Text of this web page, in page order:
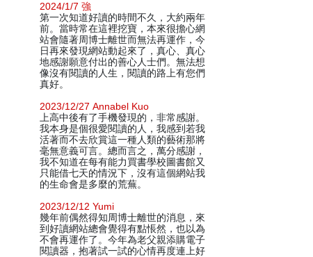
2024/1/7 強
第一次知道好讀的時間不久，大約兩年
前。當時常在這裡挖寶，本來很擔心網
站會隨著周博士離世而無法再運作，今
日再來發現網站動起來了，真心、真心
地感謝願意付出的善心人士們。無法想
像沒有閱讀的人生，閱讀的路上有您們
真好。
2023/12/27 Annabel Kuo
上高中後有了手機發現的，非常感謝。
我本身是個很愛閱讀的人，我感到若我
活著而不去欣賞這一種人類的藝術那將
毫無意義可言。總而言之，萬分感謝，
我不知道在每有能力買書學校圖書館又
只能借七天的情況下，沒有這個網站我
的生命會是多麼的荒蕪。
2023/12/12 Yumi
幾年前偶然得知周博士離世的消息，來
到好讀網站總會覺得有點悵然，也以為
不會再運作了。今年為老父親添購電子
閱讀器，抱著試一試的心情再度連上好